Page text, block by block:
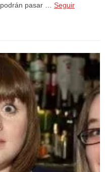
pasar … Seguir